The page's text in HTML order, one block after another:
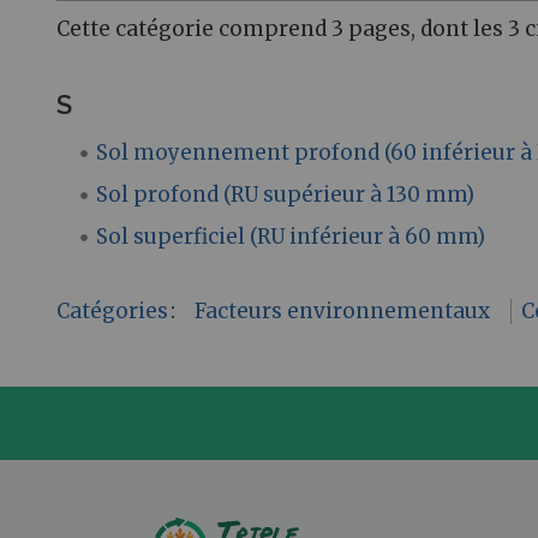
Cette catégorie comprend 3 pages, dont les 3
S
Sol moyennement profond (60 inférieur à
Sol profond (RU supérieur à 130 mm)
Sol superficiel (RU inférieur à 60 mm)
Catégories: Facteurs environnementaux